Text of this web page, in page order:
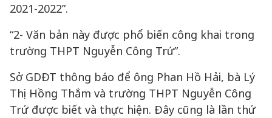
2021-2022”.
“2- Văn bản này được phổ biến công khai trong
trường THPT Nguyễn Công Trứ”.
Sở GDĐT thông báo để ông Phan Hồ Hải, bà Lý
Thị Hồng Thắm và trường THPT Nguyễn Công
Trứ được biết và thực hiện. Đây cũng là lần thứ